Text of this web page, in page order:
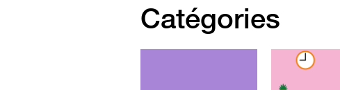
Catégories